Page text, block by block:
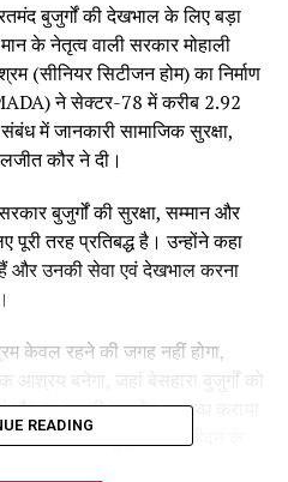
बुजुर्गों की देखभाल के लिए बड़ा
के नेतृत्व वाली सरकार मोहाली
(सीनियर सिटीजन होम) का निर्माण
ने सेक्टर-78 में करीब 2.92
में जानकारी सामाजिक सुरक्षा,
कौर ने दी।
बुजुर्गों की सुरक्षा, सम्मान और
तरह प्रतिबद्ध है। उन्होंने कहा
और उनकी सेवा एवं देखभाल करना
केवल रहने की जगह नहीं होगा,
आश्रय बनेगा, जहां बेसहारा बुजुर्गों को
और हर जरूरी सहयोग उपलब्ध कराया
का कोई भी बुजुर्ग अपने जीवन के
READING